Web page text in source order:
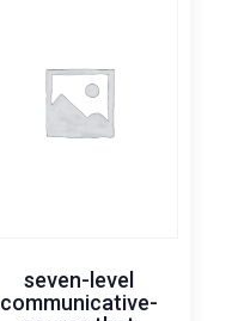
seven-level
communicative-